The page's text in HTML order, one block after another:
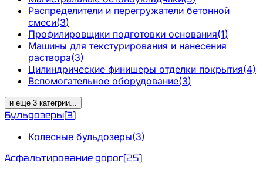
Распределители и перегружатели бетонной
смеси(3)
Профилировщики подготовки основания(1)
Машины для текстурирования и нанесения
раствора(3)
Цилиндрические финишеры отделки покрытия(4)
Вспомогательное оборудование(3)
и еще 3 категрии...
Бульдозеры(3)
Колесные бульдозеры(3)
Асфальтирование дорог(25)